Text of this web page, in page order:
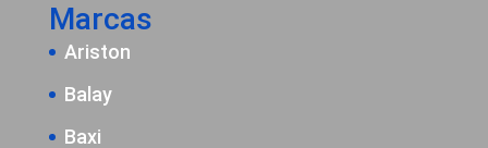
Marcas
Ariston
Balay
Baxi